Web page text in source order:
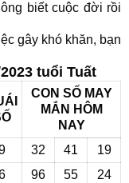
biết cuộc đời rồi
gây khó khăn, bạn
tuổi Tuất
CON SỐ MAY
MẮN HÔM
NAY
32 41
19
96 55 24